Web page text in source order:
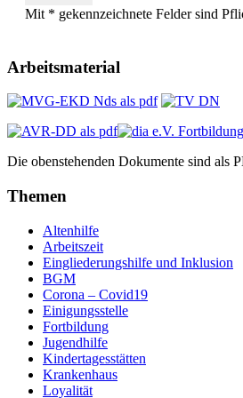
Mit * gekennzeichnete Felder sind
Arbeitsmaterial
Die obenstehenden Dokumente sind als
Themen
Altenhilfe
Arbeitszeit
Eingliederungshilfe und Inklusion
BGM
Corona – Covid19
Einigungsstelle
Fortbildung
Jugendhilfe
Kindertagesstätten
Krankenhaus
Loyalität